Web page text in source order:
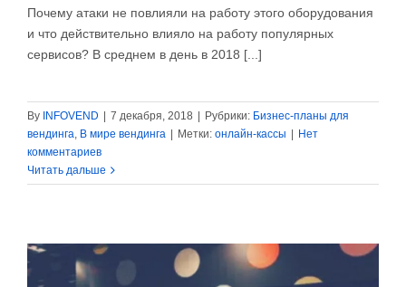
Почему атаки не повлияли на работу этого оборудования
и что действительно влияло на работу популярных
сервисов? В среднем в день в 2018 [...]
By INFOVEND | 7 декабря, 2018 | Рубрики: Бизнес-планы для
вендинга, В мире вендинга | Метки: онлайн-кассы | Нет
комментариев
Читать дальше